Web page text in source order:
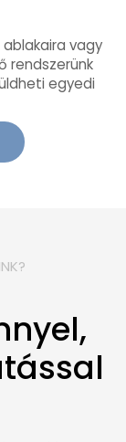
vagy
rendszerünk
egyedi